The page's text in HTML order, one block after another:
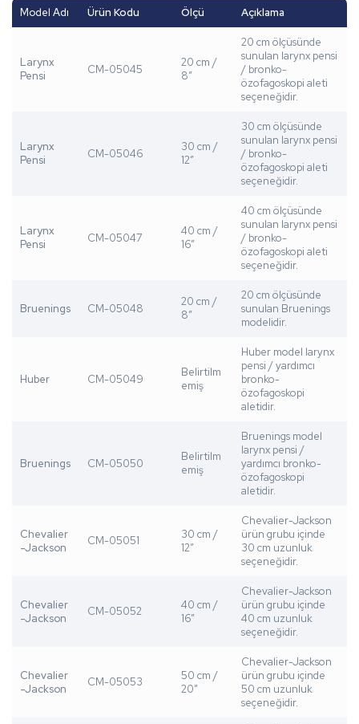
Model Adı Ürün Kodu Ölçü Açıklama
Larynx
Pensi
CM-05045
20 cm /
8”
20 cm ölçüsünde
sunulan larynx pensi
/ bronko-
özofagoskopi aleti
seçeneğidir.
Larynx
Pensi
CM-05046
30 cm /
12”
30 cm ölçüsünde
sunulan larynx pensi
/ bronko-
özofagoskopi aleti
seçeneğidir.
Larynx
Pensi
CM-05047
40 cm /
16”
40 cm ölçüsünde
sunulan larynx pensi
/ bronko-
özofagoskopi aleti
seçeneğidir.
Bruenings CM-05048
20 cm /
8”
20 cm ölçüsünde
sunulan Bruenings
modelidir.
Huber CM-05049
Belirtilm
emiş
Huber model larynx
pensi / yardımcı
bronko-
özofagoskopi
aletidir.
Bruenings CM-05050
Belirtilm
emiş
Bruenings model
larynx pensi /
yardımcı bronko-
özofagoskopi
aletidir.
Chevalier
-Jackson
CM-05051
30 cm /
12”
Chevalier-Jackson
ürün grubu içinde
30 cm uzunluk
seçeneğidir.
Chevalier
-Jackson
CM-05052
40 cm /
16”
Chevalier-Jackson
ürün grubu içinde
40 cm uzunluk
seçeneğidir.
Chevalier
-Jackson
CM-05053
50 cm /
20”
Chevalier-Jackson
ürün grubu içinde
50 cm uzunluk
seçeneğidir.